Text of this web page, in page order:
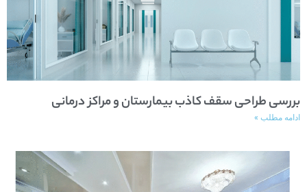
بررسی طراحی سقف کاذب بیمارستان و مراکز درمانی
ادامه مطلب »